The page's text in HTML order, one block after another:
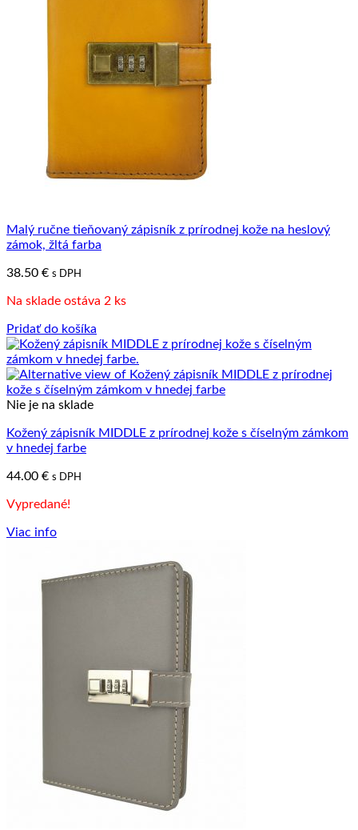
Malý ručne tieňovaný zápisník z prírodnej kože na heslový
zámok, žltá farba
38.50 € s DPH
Na sklade ostáva 2 ks
Pridať do košíka
Nie je na sklade
Kožený zápisník MIDDLE z prírodnej kože s číselným zámkom
v hnedej farbe
44.00 € s DPH
Vypredané!
Viac info